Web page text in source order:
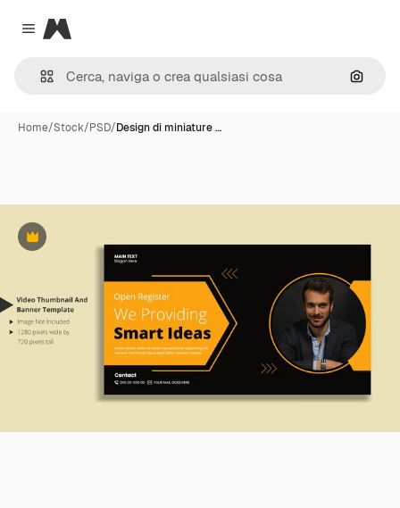
Close menu
Magnific
Cerca
Home/Stock/PSD/Design di miniature …
Premium